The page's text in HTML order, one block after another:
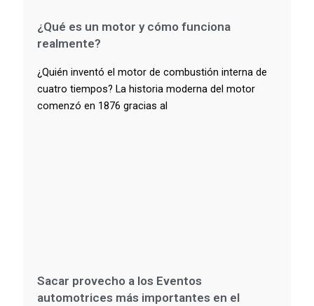
¿Qué es un motor y cómo funciona
realmente?
¿Quién inventó el motor de combustión interna de
cuatro tiempos? La historia moderna del motor
comenzó en 1876 gracias al
Sacar provecho a los Eventos
automotrices más importantes en el